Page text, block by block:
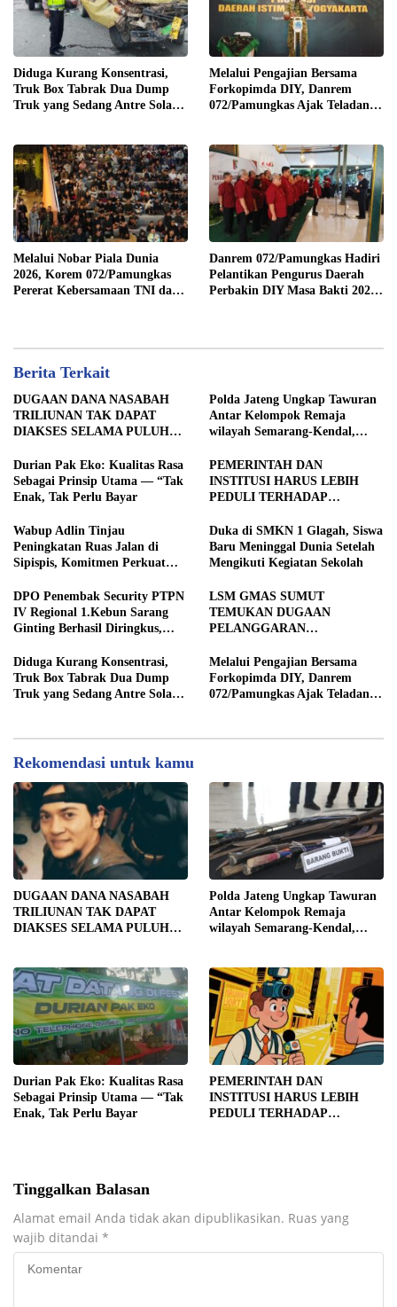
Diduga Kurang Konsentrasi,
Truk Box Tabrak Dua Dump
Truk yang Sedang Antre Solar
Melalui Pengajian Bersama
Forkopimda DIY, Danrem
072/Pamungkas Ajak Teladani
Melalui Nobar Piala Dunia
2026, Korem 072/Pamungkas
Pererat Kebersamaan TNI dan
Danrem 072/Pamungkas Hadiri
Pelantikan Pengurus Daerah
Perbakin DIY Masa Bakti 2026-
Berita Terkait
DUGAAN DANA NASABAH
TRILIUNAN TAK DAPAT
DIAKSES SELAMA PULUHAN
SEMARANG DESAK
TRANSPARANSI DAN
PEMERIKSAAN
Polda Jateng Ungkap Tawuran
Antar Kelompok Remaja
wilayah Semarang-Kendal,
17 DPO Diburu
Durian Pak Eko: Kualitas Rasa
Sebagai Prinsip Utama — “Tak
Enak, Tak Perlu Bayar
PEMERINTAH DAN
INSTITUSI HARUS LEBIH
PEDULI TERHADAP
STRATEGIS PEMBANGUNAN
Wabup Adlin Tinjau
Peningkatan Ruas Jalan di
Sipispis, Komitmen Perkuat
Duka di SMKN 1 Glagah, Siswa
Baru Meninggal Dunia Setelah
Mengikuti Kegiatan Sekolah
DPO Penembak Security PTPN
IV Regional 1.Kebun Sarang
Ginting Berhasil Diringkus,
2025
LSM GMAS SUMUT
TEMUKAN DUGAAN
PELANGGARAN
JUTA DI SERGAI:
DIBORONGKAN KE PIHAK
LUAR DESA, PEKERJA
Diduga Kurang Konsentrasi,
Truk Box Tabrak Dua Dump
Truk yang Sedang Antre Solar
Melalui Pengajian Bersama
Forkopimda DIY, Danrem
072/Pamungkas Ajak Teladani
Rekomendasi untuk kamu
DUGAAN DANA NASABAH
TRILIUNAN TAK DAPAT
DIAKSES SELAMA PULUHAN
TRANSPARANSI DAN
PEMERIKSAAN
MENYELURUH
Polda Jateng Ungkap Tawuran
Antar Kelompok Remaja
wilayah Semarang-Kendal,
Durian Pak Eko: Kualitas Rasa
Sebagai Prinsip Utama — “Tak
Enak, Tak Perlu Bayar
PEMERINTAH DAN
INSTITUSI HARUS LEBIH
PEDULI TERHADAP
Tinggalkan Balasan
Alamat email Anda tidak akan dipublikasikan. Ruas yang
wajib ditandai *